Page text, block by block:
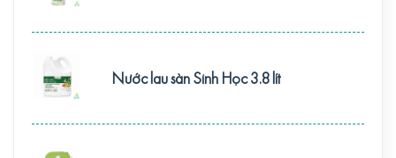
Nước lau sàn Sinh Học 3.8 lít